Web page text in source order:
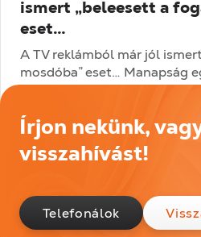
ismert „beleesett a
eset…
A TV reklámból már jól
mosdóba” eset… Manapság
találkozzunk a
kifejezéssekkel. Ez is egy
Tovább olvasom
Írjon nekünk,
visszahívást!
Telefonálok